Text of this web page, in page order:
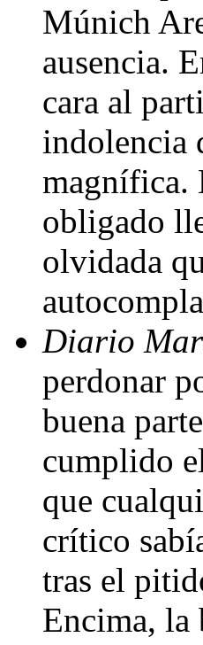
Múnich
ausencia.
cara al
indolencia
magnífica.
obligado
olvidada
Diario
perdonar
buena
cumplido
que
crítico
tras el
Encima, la